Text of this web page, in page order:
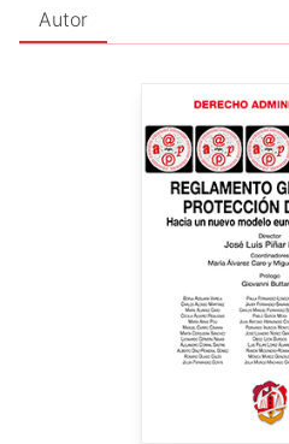
revisión del marco europeo de
desembocaron en la aprobación
imparte docencia en numerosas
Autor